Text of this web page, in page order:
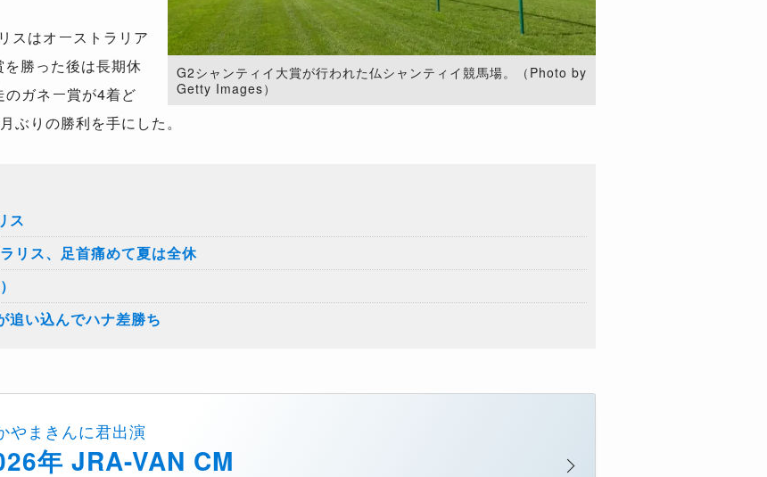
G2シャンティイ大賞が行われた仏シャンティイ競馬場。（Photo by
Getty Images）
スはオーストラリア
勝った後は長期休
ガネー賞が4着ど
ぶりの勝利を手にした。
ス
リス、足首痛めて夏は全休
追い込んでハナ差勝ち
やまきんに君出演
年 JRA-VAN CM